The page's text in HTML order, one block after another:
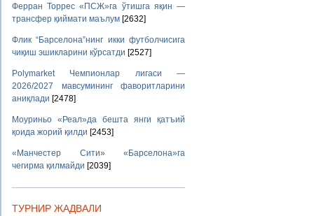
Ферран Торрес «ПСЖ»га ўтишга яқин —
трансфер қиймати маълум [2632]
Флик “Барселона”нинг икки футболчисига
чиқиш эшикларини кўрсатди [2527]
Polymarket Чемпионлар лигаси —
2026/2027 мавсумининг фаворитларини
аниқлади [2478]
Моуриньо «Реал»да бешта янги қатъий
қоида жорий қилди [2453]
«Манчестер Сити» «Барселона»га
чегирма қилмайди [2039]
ТУРНИР ЖАДВАЛИ